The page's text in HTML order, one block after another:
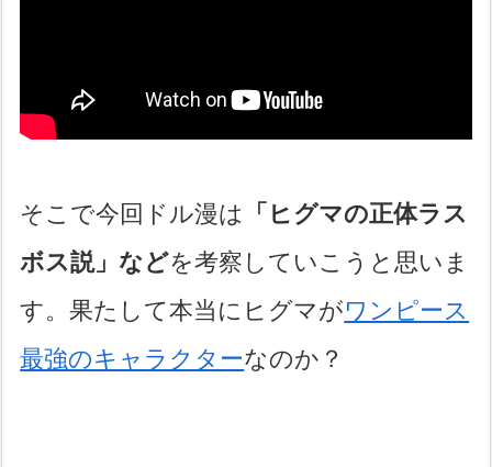
そこで今回ドル漫は
「ヒグマの正体ラス
ボス説」などを考察していこうと思いま
す。果たして本当にヒグマがワンピース
最強のキャラクターなのか？